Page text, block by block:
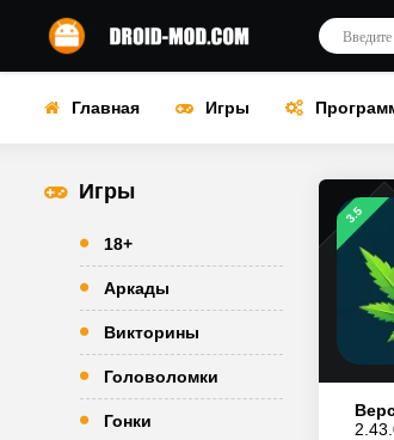
Главная Игры
Игры
18+
Аркады
Викторины
Головоломки
Гонки
3.5